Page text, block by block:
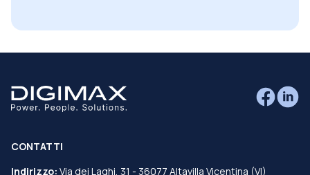
CONTATTI
Indirizzo: Via dei Laghi, 31 - 36077 Altavilla Vicentina (VI)